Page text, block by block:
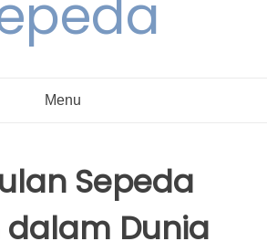
Menu
Sepeda
dalam Dunia